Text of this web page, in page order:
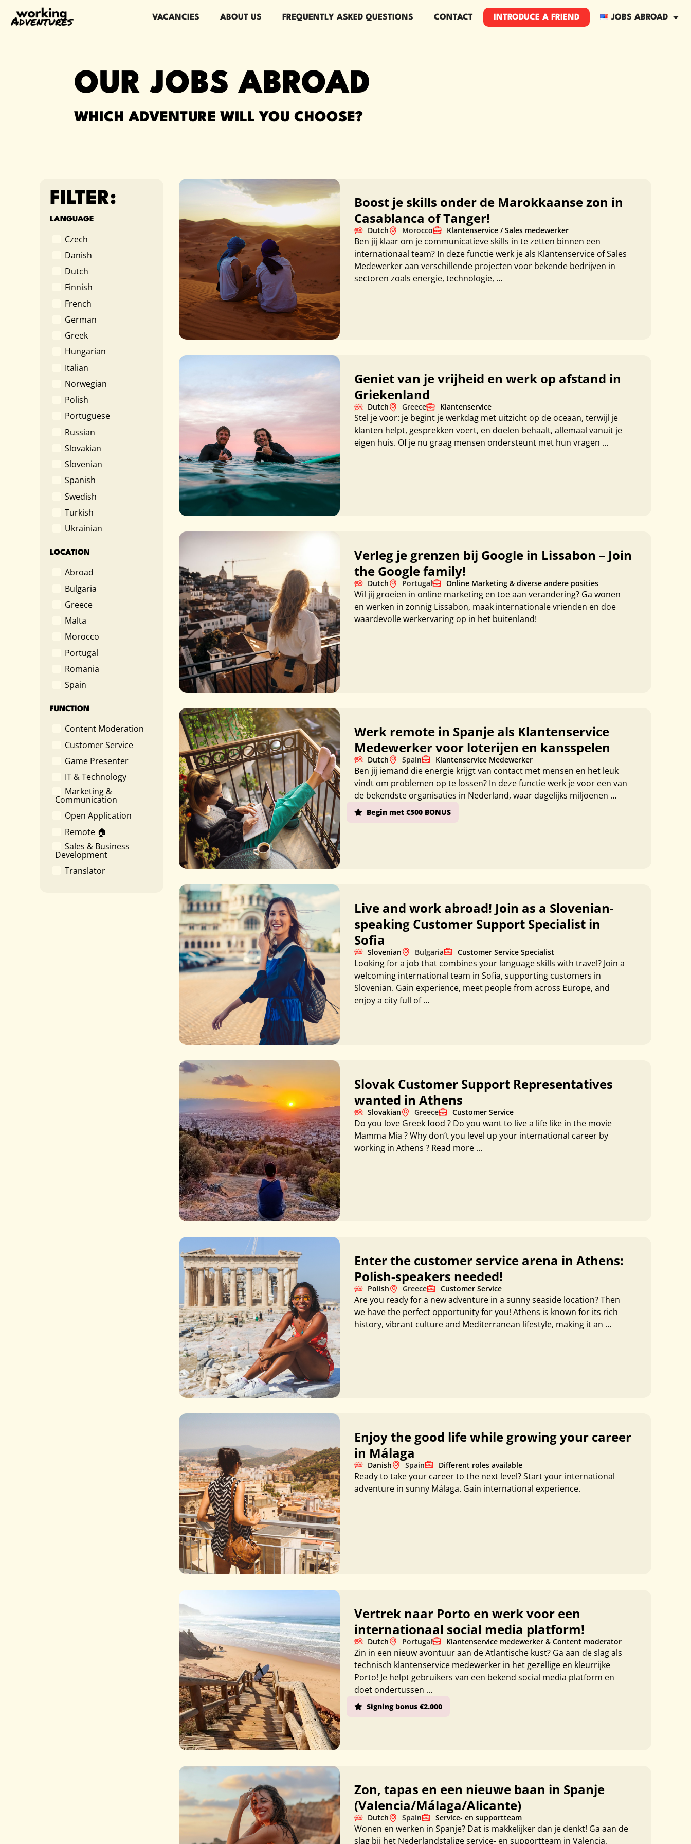
VACANCIES ABOUT US FREQUENTLY ASKED QUESTIONS CONTACT INTRODUCE A FRIEND JOBS ABROAD
OUR JOBS ABROAD
WHICH ADVENTURE WILL YOU CHOOSE?
FILTER:
LANGUAGE
Czech
Danish
Dutch
Finnish
French
German
Greek
Hungarian
Italian
Norwegian
Polish
Portuguese
Russian
Slovakian
Slovenian
Spanish
Swedish
Turkish
Ukrainian
LOCATION
Abroad
Bulgaria
Greece
Malta
Morocco
Portugal
Romania
Spain
FUNCTION
Content Moderation
Customer Service
Game Presenter
IT & Technology
Marketing &
Communication
Open Application
Remote 🏠
Sales & Business
Development
Translator
Boost je skills onder de Marokkaanse zon in
Casablanca of Tanger!
Dutch Morocco Klantenservice / Sales medewerker
Ben jij klaar om je communicatieve skills in te zetten binnen een
internationaal team? In deze functie werk je als Klantenservice of Sales
Medewerker aan verschillende projecten voor bekende bedrijven in
sectoren zoals energie, technologie, …
Geniet van je vrijheid en werk op afstand in
Griekenland
Dutch Greece Klantenservice
Stel je voor: je begint je werkdag met uitzicht op de oceaan, terwijl je
klanten helpt, gesprekken voert, en doelen behaalt, allemaal vanuit je
eigen huis. Of je nu graag mensen ondersteunt met hun vragen …
Verleg je grenzen bij Google in Lissabon – Join
the Google family!
Dutch Portugal Online Marketing & diverse andere posities
Wil jij groeien in online marketing en toe aan verandering? Ga wonen
en werken in zonnig Lissabon, maak internationale vrienden en doe
waardevolle werkervaring op in het buitenland!
Werk remote in Spanje als Klantenservice
Medewerker voor loterijen en kansspelen
Dutch Spain Klantenservice Medewerker
Ben jij iemand die energie krijgt van contact met mensen en het leuk
vindt om problemen op te lossen? In deze functie werk je voor een van
de bekendste organisaties in Nederland, waar dagelijks miljoenen …
Begin met €500 BONUS
Live and work abroad! Join as a Slovenian-
speaking Customer Support Specialist in
Sofia
Slovenian Bulgaria Customer Service Specialist
Looking for a job that combines your language skills with travel? Join a
welcoming international team in Sofia, supporting customers in
Slovenian. Gain experience, meet people from across Europe, and
enjoy a city full of …
Slovak Customer Support Representatives
wanted in Athens
Slovakian Greece Customer Service
Do you love Greek food ? Do you want to live a life like in the movie
Mamma Mia ? Why don’t you level up your international career by
working in Athens ? Read more …
Enter the customer service arena in Athens:
Polish-speakers needed!
Polish Greece Customer Service
Are you ready for a new adventure in a sunny seaside location? Then
we have the perfect opportunity for you! Athens is known for its rich
history, vibrant culture and Mediterranean lifestyle, making it an …
Enjoy the good life while growing your career
in Málaga
Danish Spain Different roles available
Ready to take your career to the next level? Start your international
adventure in sunny Málaga. Gain international experience.
Vertrek naar Porto en werk voor een
internationaal social media platform!
Dutch Portugal Klantenservice medewerker & Content moderator
Zin in een nieuw avontuur aan de Atlantische kust? Ga aan de slag als
technisch klantenservice medewerker in het gezellige en kleurrijke
Porto! Je helpt gebruikers van een bekend social media platform en
doet ondertussen …
Signing bonus €2.000
Zon, tapas en een nieuwe baan in Spanje
(Valencia/Málaga/Alicante)
Dutch Spain Service- en supportteam
Wonen en werken in Spanje? Dat is makkelijker dan je denkt! Ga aan de
slag bij het Nederlandstalige service- en supportteam in Valencia,